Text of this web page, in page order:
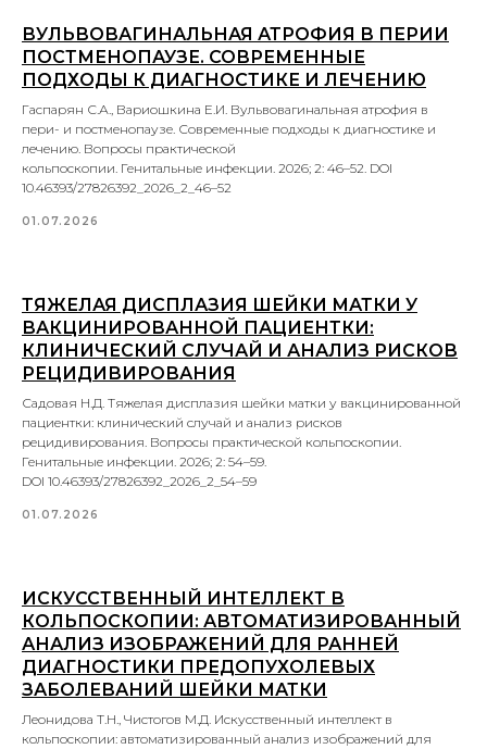
ВУЛЬВОВАГИНАЛЬНАЯ АТРОФИЯ В ПЕРИИ
ПОСТМЕНОПАУЗЕ. СОВРЕМЕННЫЕ
ПОДХОДЫ К ДИАГНОСТИКЕ И ЛЕЧЕНИЮ
Гаспарян С.А., Вариошкина Е.И. Вульвовагинальная атрофия в
пери- и постменопаузе. Современные подходы к диагностике и
лечению. Вопросы практической
кольпоскопии. Генитальные инфекции. 2026; 2: 46–52. DOI
10.46393/27826392_2026_2_46–52
01.07.2026
ТЯЖЕЛАЯ ДИСПЛАЗИЯ ШЕЙКИ МАТКИ У
ВАКЦИНИРОВАННОЙ ПАЦИЕНТКИ:
КЛИНИЧЕСКИЙ СЛУЧАЙ И АНАЛИЗ РИСКОВ
РЕЦИДИВИРОВАНИЯ
Садовая Н.Д. Тяжелая дисплазия шейки матки у вакцинированной
пациентки: клинический случай и анализ рисков
рецидивирования. Вопросы практической кольпоскопии.
Генитальные инфекции. 2026; 2: 54–59.
DOI 10.46393/27826392_2026_2_54–59
01.07.2026
ИСКУССТВЕННЫЙ ИНТЕЛЛЕКТ В
КОЛЬПОСКОПИИ: АВТОМАТИЗИРОВАННЫЙ
АНАЛИЗ ИЗОБРАЖЕНИЙ ДЛЯ РАННЕЙ
ДИАГНОСТИКИ ПРЕДОПУХОЛЕВЫХ
ЗАБОЛЕВАНИЙ ШЕЙКИ МАТКИ
Леонидова Т.Н., Чистогов М.Д. Искусственный интеллект в
кольпоскопии: автоматизированный анализ изображений для